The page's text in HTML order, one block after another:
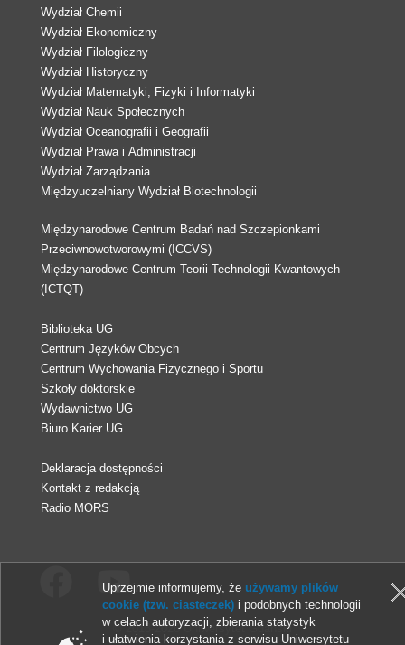
Wydział Chemii
Wydział Ekonomiczny
Wydział Filologiczny
Wydział Historyczny
Wydział Matematyki, Fizyki i Informatyki
Wydział Nauk Społecznych
Wydział Oceanografii i Geografii
Wydział Prawa i Administracji
Wydział Zarządzania
Międzyuczelniany Wydział Biotechnologii
Międzynarodowe Centrum Badań nad Szczepionkami
Przeciwnowotworowymi (ICCVS)
Międzynarodowe Centrum Teorii Technologii Kwantowych
(ICTQT)
Biblioteka UG
Centrum Języków Obcych
Centrum Wychowania Fizycznego i Sportu
Szkoły doktorskie
Wydawnictwo UG
Biuro Karier UG
Deklaracja dostępności
Kontakt z redakcją
Radio MORS
© 2013-2026 Uniwersytet Gdański
Uprzejmie informujemy, że używamy plików
cookie (tzw. ciasteczek) i podobnych technologii
w celach autoryzacji, zbierania statystyk
i ułatwienia korzystania z serwisu Uniwersytetu